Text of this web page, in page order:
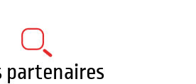
partenaires